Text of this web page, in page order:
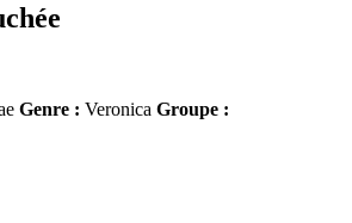
Genre : Veronica Groupe :